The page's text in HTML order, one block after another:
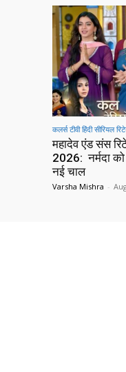
कलर्स टीवी हिंदी सीरियल
महादेव एंड संस
2026: नर्मदा
नई चाल
Varsha Mishra -